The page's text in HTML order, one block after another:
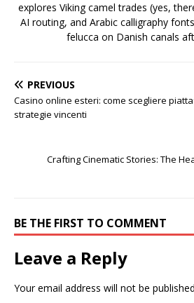
explores Viking camel trades (yes,
AI routing, and Arabic calligraphy
felucca on Danish canals
PREVIOUS
Casino online esteri: come scegliere
strategie vincenti
Crafting Cinematic Stories: The
BE THE FIRST TO COMMENT
Leave a Reply
Your email address will not be